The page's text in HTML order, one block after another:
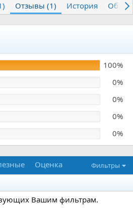
Отзывы (1) История
100%
0%
0%
0%
0%
Оценка
Фильтры
Вашим фильтрам.